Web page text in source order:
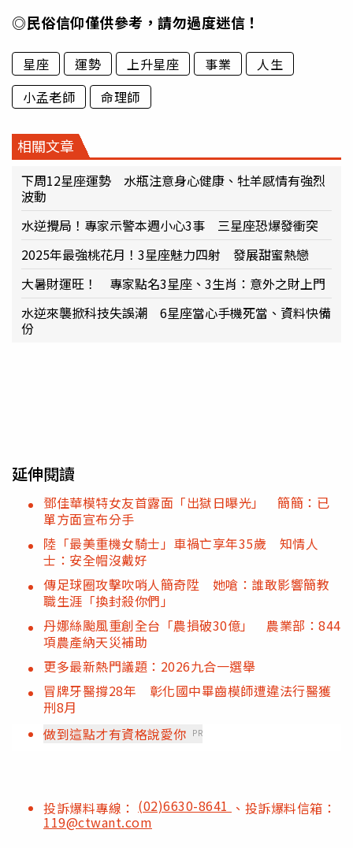
◎民俗信仰僅供參考，請勿過度迷信！
星座 運勢 上升星座 事業
人生
小孟老師
命理師
相關文章
下周12星座運勢 水瓶注意身心健康、牡羊感情有強烈
波動
水逆攪局！專家示警本週小心3事 三星座恐爆發衝突
2025年最強桃花月！3星座魅力四射 發展甜蜜熱戀
大暑財運旺！ 專家點名3星座、3生肖：意外之財上門
水逆來襲掀科技失誤潮 6星座當心手機死當、資料快備
份
延伸閱讀
鄧佳華模特女友首露面「出獄日曝光」 簡簡：已
單方面宣布分手
陸「最美重機女騎士」車禍亡享年35歲 知情人
士：安全帽沒戴好
傳足球圈攻擊吹哨人簡奇陞 她嗆：誰敢影響簡教
職生涯「換封殺你們」
丹娜絲颱風重創全台「農損破30億」 農業部：844
項農產納天災補助
更多最新熱門議題：2026九合一選舉
冒牌牙醫撐28年 彰化國中畢齒模師遭違法行醫獲
刑8月
做到這點才有資格說愛你 PR
投訴爆料專線： (02)6630-8641 、投訴爆料信箱：
119@ctwant.com